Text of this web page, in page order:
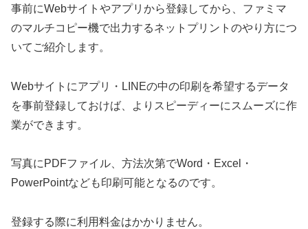
事前にWebサイトやアプリから登録してから、ファミマ
のマルチコピー機で出力するネットプリントのやり方につ
いてご紹介します。
Webサイトにアプリ・LINEの中の印刷を希望するデータ
を事前登録しておけば、よりスピーディーにスムーズに作
業ができます。
写真にPDFファイル、方法次第でWord・Excel・
PowerPointなども印刷可能となるのです。
登録する際に利用料金はかかりません。